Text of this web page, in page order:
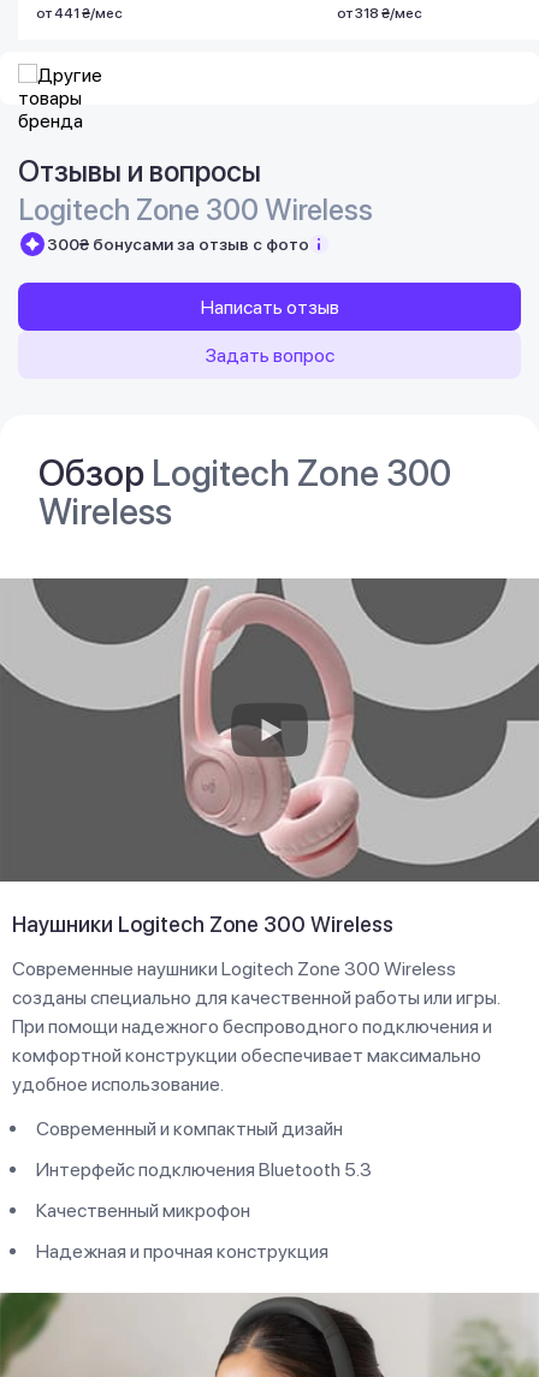
от 441 ₴/мес от 318 ₴/мес
Отзывы и вопросы
Logitech Zone 300 Wireless
300₴ бонусами за отзыв с фото
Написать отзыв
Задать вопрос
Обзор Logitech Zone 300
Wireless
Наушники Logitech Zone 300 Wireless
Современные наушники Logitech Zone 300 Wireless
созданы специально для качественной работы или игры.
При помощи надежного беспроводного подключения и
комфортной конструкции обеспечивает максимально
удобное использование.
Современный и компактный дизайн
Интерфейс подключения Bluetooth 5.3
Качественный микрофон
Надежная и прочная конструкция